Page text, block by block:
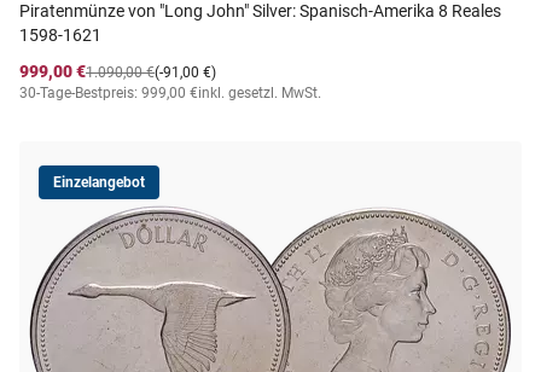
Piratenmünze von "Long John" Silver: Spanisch-Amerika 8 Reales
1598-1621
999,00 €
(-91,00 €)
1.090,00 €
30-Tage-Bestpreis: 999,00 €inkl. gesetzl. MwSt.
Einzelangebot